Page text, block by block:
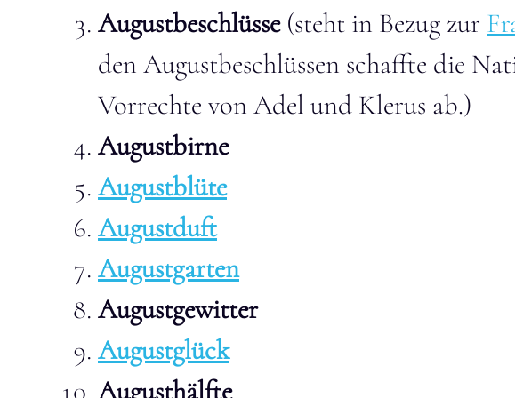
Augustbeschlüsse(steht in Bezug zur
den Augustbeschlüssen schaffte die
Vorrechte von Adel und Klerus ab.)
Augustbirne
Augustblüte
Augustduft
Augustgarten
Augustgewitter
Augustglück
Augusthälfte